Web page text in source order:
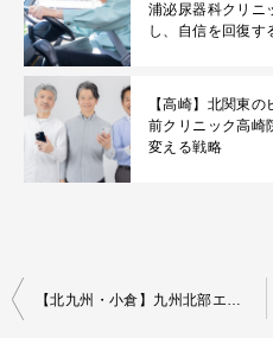
浦泌尿器科クリニ
し、自信を回復す
【高崎】北関東
前クリニック高崎
変える戦略
投
【北九州・小倉】九州北部エリアのリーダーへ—イースト駅前クリニック小倉院で「時間の損失」を排除し、自信を回復する戦略